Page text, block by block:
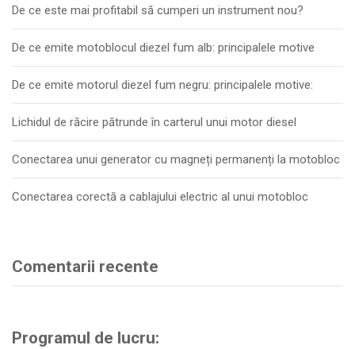
De ce este mai profitabil să cumperi un instrument nou?
De ce emite motoblocul diezel fum alb: principalele motive
De ce emite motorul diezel fum negru: principalele motive:
Lichidul de răcire pătrunde în carterul unui motor diesel
Conectarea unui generator cu magneți permanenți la motobloc
Conectarea corectă a cablajului electric al unui motobloc
Comentarii recente
Programul de lucru: